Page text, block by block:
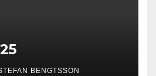
BENGTSSON